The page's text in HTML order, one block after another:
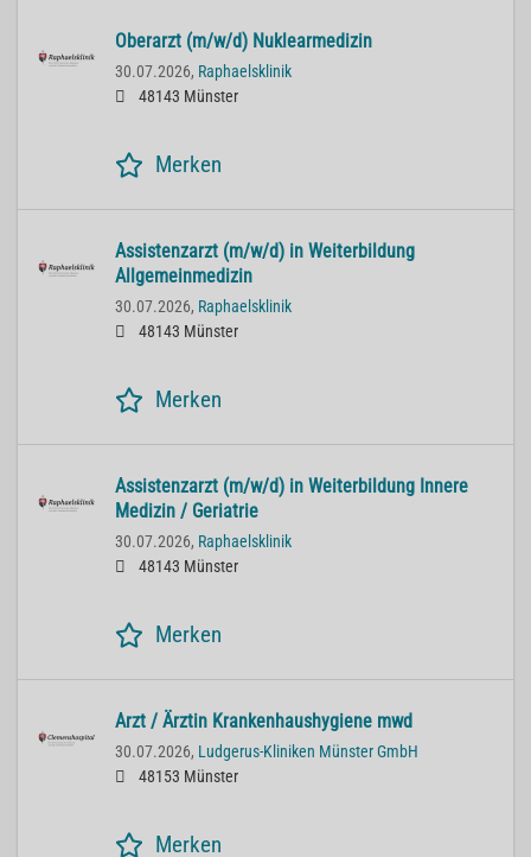
Oberarzt (m/w/d) Nuklearmedizin
30.07.2026, Raphaelsklinik
48143 Münster
Merken
Assistenzarzt (m/w/d) in Weiterbildung
Allgemeinmedizin
30.07.2026, Raphaelsklinik
48143 Münster
Merken
Assistenzarzt (m/w/d) in Weiterbildung Innere
Medizin / Geriatrie
30.07.2026, Raphaelsklinik
48143 Münster
Merken
Arzt / Ärztin Krankenhaushygiene mwd
30.07.2026, Ludgerus-Kliniken Münster GmbH
48153 Münster
Merken